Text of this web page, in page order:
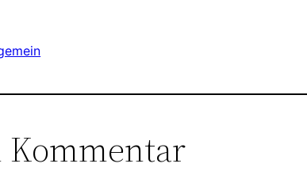
Kommentar